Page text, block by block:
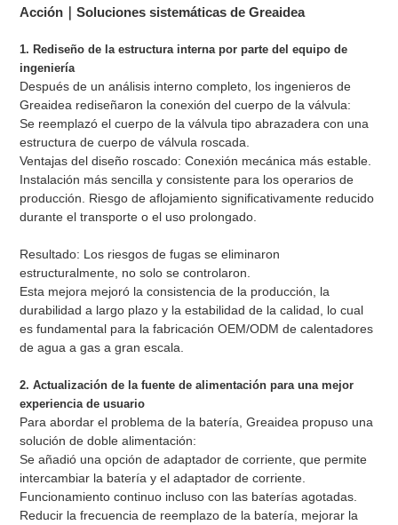
Acción｜Soluciones sistemáticas de Greaidea
1. Rediseño de la estructura interna por parte del equipo de
ingeniería
Después de un análisis interno completo, los ingenieros de
Greaidea rediseñaron la conexión del cuerpo de la válvula:
Se reemplazó el cuerpo de la válvula tipo abrazadera con una
estructura de cuerpo de válvula roscada.
Ventajas del diseño roscado: Conexión mecánica más estable.
Instalación más sencilla y consistente para los operarios de
producción. Riesgo de aflojamiento significativamente reducido
durante el transporte o el uso prolongado.
Resultado: Los riesgos de fugas se eliminaron
estructuralmente, no solo se controlaron.
Esta mejora mejoró la consistencia de la producción, la
durabilidad a largo plazo y la estabilidad de la calidad, lo cual
es fundamental para la fabricación OEM/ODM de calentadores
de agua a gas a gran escala.
2. Actualización de la fuente de alimentación para una mejor
experiencia de usuario
Para abordar el problema de la batería, Greaidea propuso una
solución de doble alimentación:
Se añadió una opción de adaptador de corriente, que permite
intercambiar la batería y el adaptador de corriente.
Funcionamiento continuo incluso con las baterías agotadas.
Reducir la frecuencia de reemplazo de la batería, mejorar la